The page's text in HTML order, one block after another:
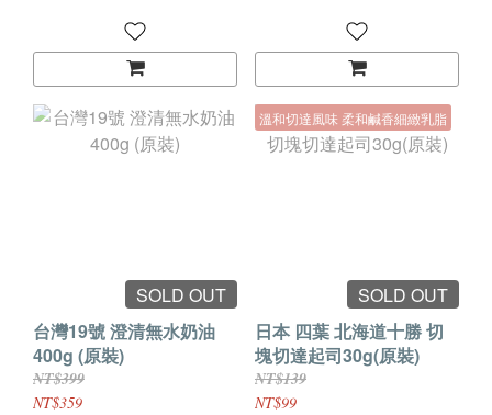
SOLD OUT
台灣19號 澄清無水奶油
400g (原裝)
NT$399
NT$359
溫和切達風味 柔和鹹香細緻乳脂
SOLD OUT
日本 四葉 北海道十勝 切
塊切達起司30g(原裝)
NT$139
NT$99